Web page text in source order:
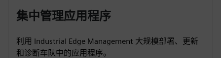
集中管理应用程序
利用 Industrial Edge Management 大规模部署、更新
和诊断车队中的应用程序。